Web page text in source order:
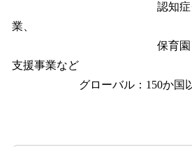
認知症グループ
業、
保育園・学童な
支援事業など
グローバル：150か国以上